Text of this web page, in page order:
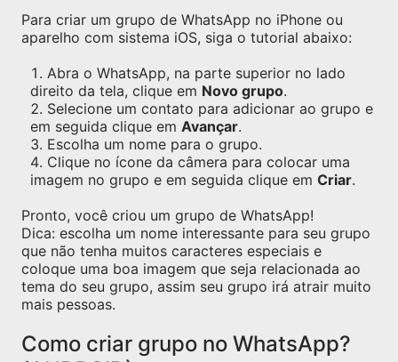
Para criar um grupo de WhatsApp no iPhone ou
aparelho com sistema iOS, siga o tutorial abaixo:
Abra o WhatsApp, na parte superior no lado
direito da tela, clique em Novo grupo.
Selecione um contato para adicionar ao grupo e
em seguida clique em Avançar.
Escolha um nome para o grupo.
Clique no ícone da câmera para colocar uma
imagem no grupo e em seguida clique em Criar.
Pronto, você criou um grupo de WhatsApp!
Dica: escolha um nome interessante para seu grupo
que não tenha muitos caracteres especiais e
coloque uma boa imagem que seja relacionada ao
tema do seu grupo, assim seu grupo irá atrair muito
mais pessoas.
Como criar grupo no WhatsApp?